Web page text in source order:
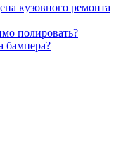
кузовного ремонта
полировать?
бампера?